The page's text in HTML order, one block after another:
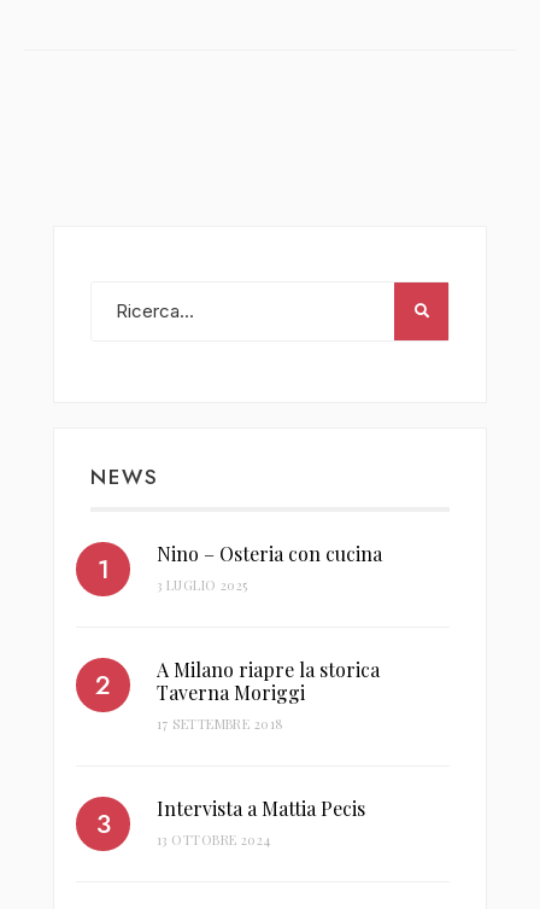
NEWS
Nino – Osteria con cucina
3 LUGLIO 2025
A Milano riapre la storica
Taverna Moriggi
17 SETTEMBRE 2018
Intervista a Mattia Pecis
13 OTTOBRE 2024